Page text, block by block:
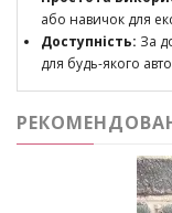
або навичок для
Доступність: За
для будь-якого